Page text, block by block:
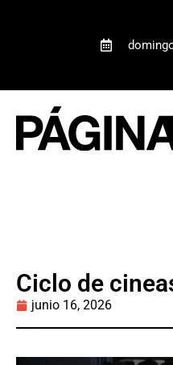
Ciclo de
junio 16, 2026